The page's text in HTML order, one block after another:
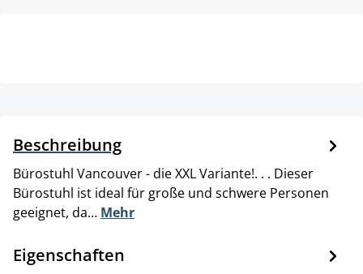
Beschreibung
Bürostuhl Vancouver - die XXL Variante!. . . Dieser
Bürostuhl ist ideal für große und schwere Personen
geeignet, da… Mehr
Eigenschaften